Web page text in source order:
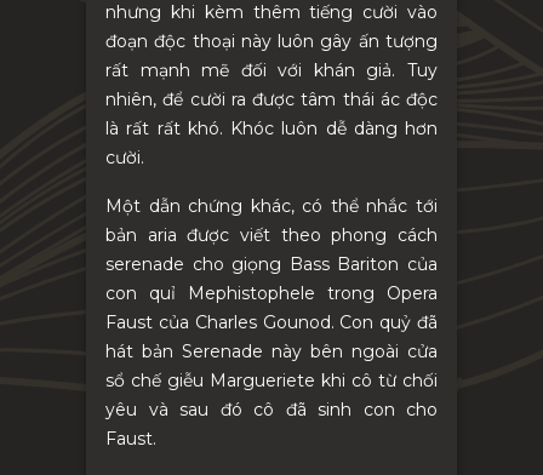
nhưng khi kèm thêm tiếng cười vào
đoạn độc thoại này luôn gây ấn tượng
rất mạnh mẽ đối với khán giả. Tuy
nhiên, để cười ra được tâm thái ác độc
là rất rất khó. Khóc luôn dễ dàng hơn
cười.
Một dẫn chứng khác, có thể nhắc tới
bản aria được viết theo phong cách
serenade cho giọng Bass Bariton của
con quỉ Mephistophele trong Opera
Faust của Charles Gounod. Con quỷ đã
hát bản Serenade này bên ngoài cửa
sổ chế giễu Margueriete khi cô từ chối
yêu và sau đó cô đã sinh con cho
Faust.